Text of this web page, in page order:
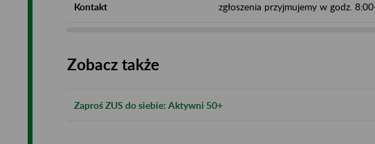
Kontakt zgłoszenia przyjmujemy w godz.
Zobacz także
Zaproś ZUS do siebie: Aktywni 50+